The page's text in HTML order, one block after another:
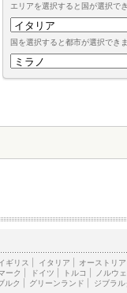
エリアを選択すると国が選択で
国を選択すると都市が選択でき
ギリス イタリア オーストリア
ーク ドイツ トルコ
ノルウ
ルク グリーンランド ジブラル